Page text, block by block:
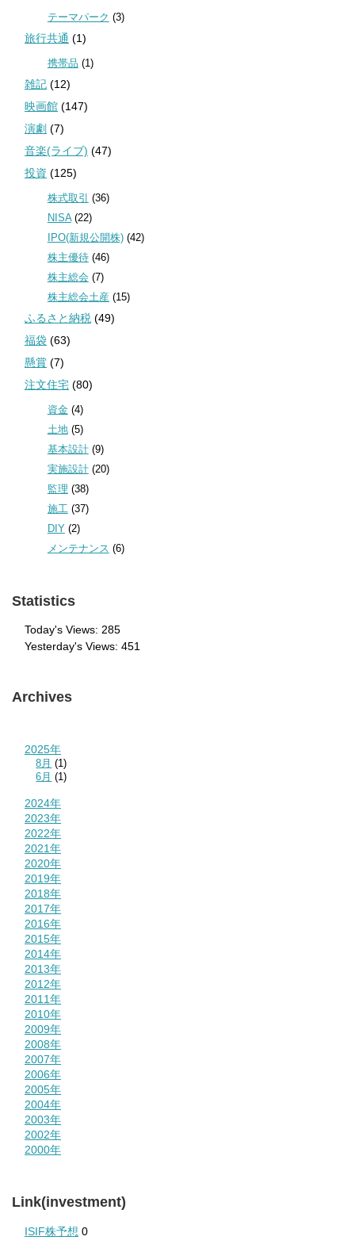
テーマパーク (3)
旅行共通 (1)
携帯品 (1)
雑記 (12)
映画館 (147)
演劇 (7)
音楽(ライブ) (47)
投資 (125)
株式取引
(36)
NISA(22)
IPO(新規公開株)(42)
株主優待(46)
株主総会 (7)
株主総会土産 (15)
ふるさと納税 (49)
福袋 (63)
懸賞 (7)
注文住宅 (80)
資金(4)
土地(5)
基本設計(9)
実施設計(20)
監理 (38)
施工(37)
DIY(2)
メンテナンス (6)
Statistics
Today's Views: 285
Yesterday's Views: 451
Archives
2025年
8月 (1)
6月 (1)
2024年
2023年
2022年
2021年
2020年
2019年
2018年
2017年
2016年
2015年
2014年
2013年
2012年
2011年
2010年
2009年
2008年
2007年
2006年
2005年
2004年
2003年
2002年
2000年
Link(investment)
ISIF株予想 0